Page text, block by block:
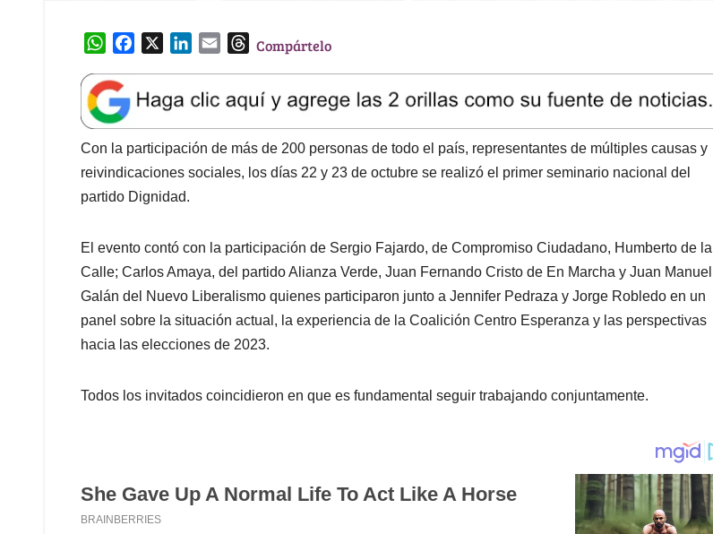
W
a
t
s
A
p
p
e
b
o
o
k
k
e
d
I
l
T
e
a
d
s
Compártelo
Con la participación de más de 200 personas de todo el país, representantes de múltiples causas y
reivindicaciones sociales, los días 22 y 23 de octubre se realizó el primer seminario nacional del
partido Dignidad.
El evento contó con la participación de Sergio Fajardo, de Compromiso Ciudadano, Humberto de la
Calle; Carlos Amaya, del partido Alianza Verde, Juan Fernando Cristo de En Marcha y Juan Manuel
Galán del Nuevo Liberalismo quienes participaron junto a Jennifer Pedraza y Jorge Robledo en un
panel sobre la situación actual, la experiencia de la Coalición Centro Esperanza y las perspectivas
hacia las elecciones de 2023.
Todos los invitados coincidieron en que es fundamental seguir trabajando conjuntamente.